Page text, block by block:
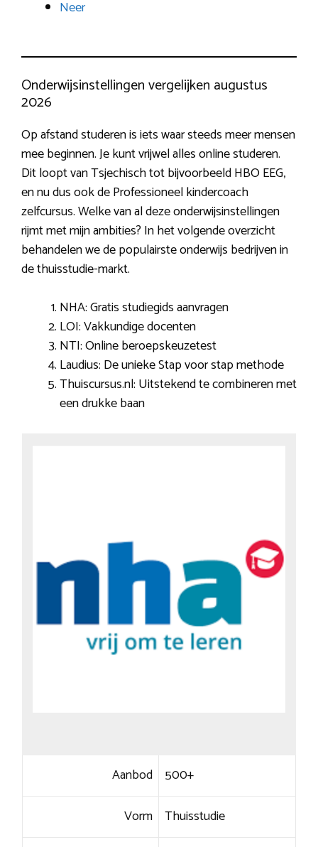
Neer
Onderwijsinstellingen vergelijken augustus
2026
Op afstand studeren is iets waar steeds meer mensen
mee beginnen. Je kunt vrijwel alles online studeren.
Dit loopt van Tsjechisch tot bijvoorbeeld HBO EEG,
en nu dus ook de Professioneel kindercoach
zelfcursus. Welke van al deze onderwijsinstellingen
rijmt met mijn ambities? In het volgende overzicht
behandelen we de populairste onderwijs bedrijven in
de thuisstudie-markt.
NHA: Gratis studiegids aanvragen
LOI: Vakkundige docenten
NTI: Online beroepskeuzetest
Laudius: De unieke Stap voor stap methode
Thuiscursus.nl: Uitstekend te combineren met
een drukke baan
Aanbod 500+
Vorm Thuisstudie